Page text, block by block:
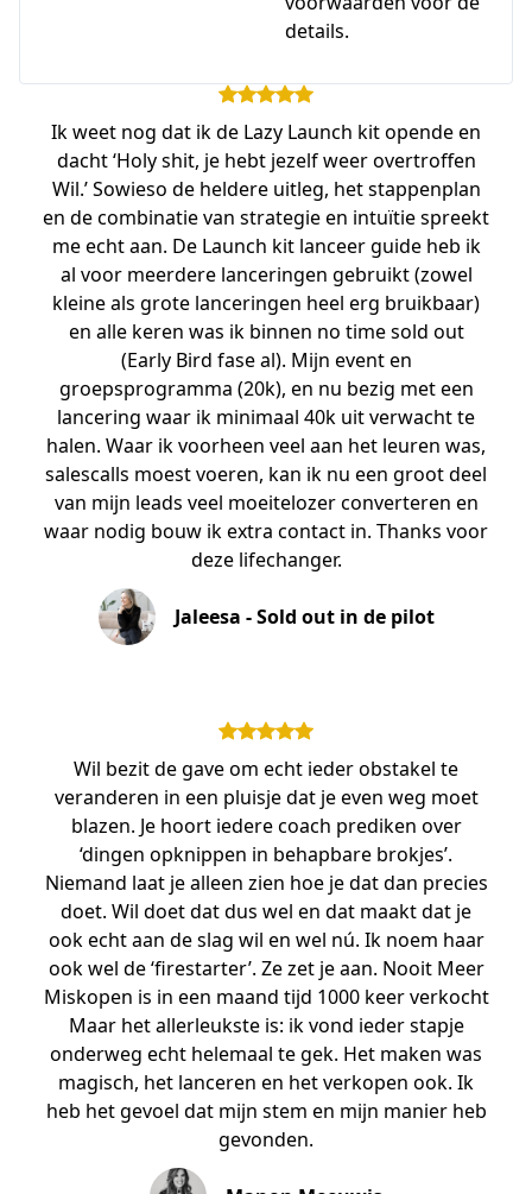
details.
Ik weet nog dat ik de Lazy Launch kit opende en
dacht ‘Holy shit, je hebt jezelf weer overtroffen
Wil.’ Sowieso de heldere uitleg, het stappenplan
en de combinatie van strategie en intuïtie spreekt
me echt aan. De Launch kit lanceer guide heb ik
al voor meerdere lanceringen gebruikt (zowel
kleine als grote lanceringen heel erg bruikbaar)
en alle keren was ik binnen no time sold out
(Early Bird fase al). Mijn event en
groepsprogramma (20k), en nu bezig met een
lancering waar ik minimaal 40k uit verwacht te
halen. Waar ik voorheen veel aan het leuren was,
salescalls moest voeren, kan ik nu een groot deel
van mijn leads veel moeitelozer converteren en
waar nodig bouw ik extra contact in. Thanks voor
deze lifechanger.
Jaleesa - Sold out in de pilot
Wil bezit de gave om echt ieder obstakel te
veranderen in een pluisje dat je even weg moet
blazen. Je hoort iedere coach prediken over
‘dingen opknippen in behapbare brokjes’.
Niemand laat je alleen zien hoe je dat dan precies
doet. Wil doet dat dus wel en dat maakt dat je
ook echt aan de slag wil en wel nú. Ik noem haar
ook wel de ‘firestarter’. Ze zet je aan. Nooit Meer
Miskopen is in een maand tijd 1000 keer verkocht
Maar het allerleukste is: ik vond ieder stapje
onderweg echt helemaal te gek. Het maken was
magisch, het lanceren en het verkopen ook. Ik
heb het gevoel dat mijn stem en mijn manier heb
gevonden.